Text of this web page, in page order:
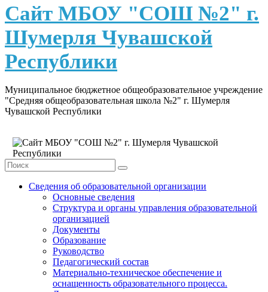
content
Сайт МБОУ "СОШ №2" г.
Шумерля Чувашской
Республики
Муниципальное бюджетное общеобразовательное учреждение
"Средняя общеобразовательная школа №2" г. Шумерля
Чувашской Республики
Сведения об образовательной организации
Основные сведения
Структура и органы управления образовательной
организацией
Документы
Образование
Руководство
Педагогический состав
Материально-техническое обеспечение и
оснащенность образовательного процесса.